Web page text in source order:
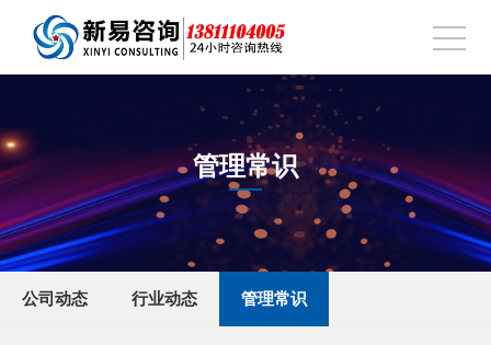
管理常识
公司动态 行业动态 管理常识